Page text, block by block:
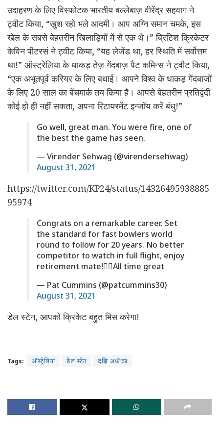
उदाहरण के लिए विस्फोटक भारतीय बल्लेबाज़ वीरेंद्र सहवाग ने
ट्वीट किया, “खुश रहो भले आदमी। आप अग्नि समान चमके, इस
खेल के सबसे बेहतरीन खिलाड़ियों में से एक थे।” ब्रिटिश क्रिकेटर
केविन पीटरसं ने ट्वीट किया, “यह लेजेंड था, हर स्थिति में सर्वोत्तम
था!” ऑस्ट्रेलिया के धाकड़ तेज़ गेंदबाज़ पैट कमिन्स ने ट्वीट किया,
“एक अभूतपूर्व करियर के लिए बधाई। आपने विश्व के धाकड़ गेंदबाजों
के लिए 20 साल का बेंचमार्क तय किया है। आपसे बेहतरीन प्रतिद्वंदी
कोई हो ही नहीं सकता, अपना रिटायरमेंट इन्जॉय करें बंधु!”
Go well, great man. You were fire, one of
the best the game has seen.
— Virender Sehwag (@virendersehwag)
August 31, 2021
https://twitter.com/KP24/status/14326495938885
95974
Congrats on a remarkable career. Set
the standard for fast bowlers world
round to follow for 20 years. No better
competitor to watch in full flight, enjoy
retirement mate!🏄‍♂️All time great
— Pat Cummins (@patcummins30)
August 31, 2021
डेल स्टेन, आपको क्रिकेट बहुत मिस करेगा!
Tags: ऑस्ट्रेलिया डेल स्टेन दक्षिण अफ्रीका